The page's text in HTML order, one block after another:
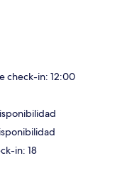
check-in: 12:00
in: 18